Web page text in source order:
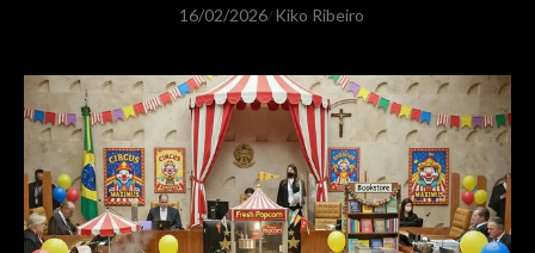
16/02/2026/ Kiko Ribeiro